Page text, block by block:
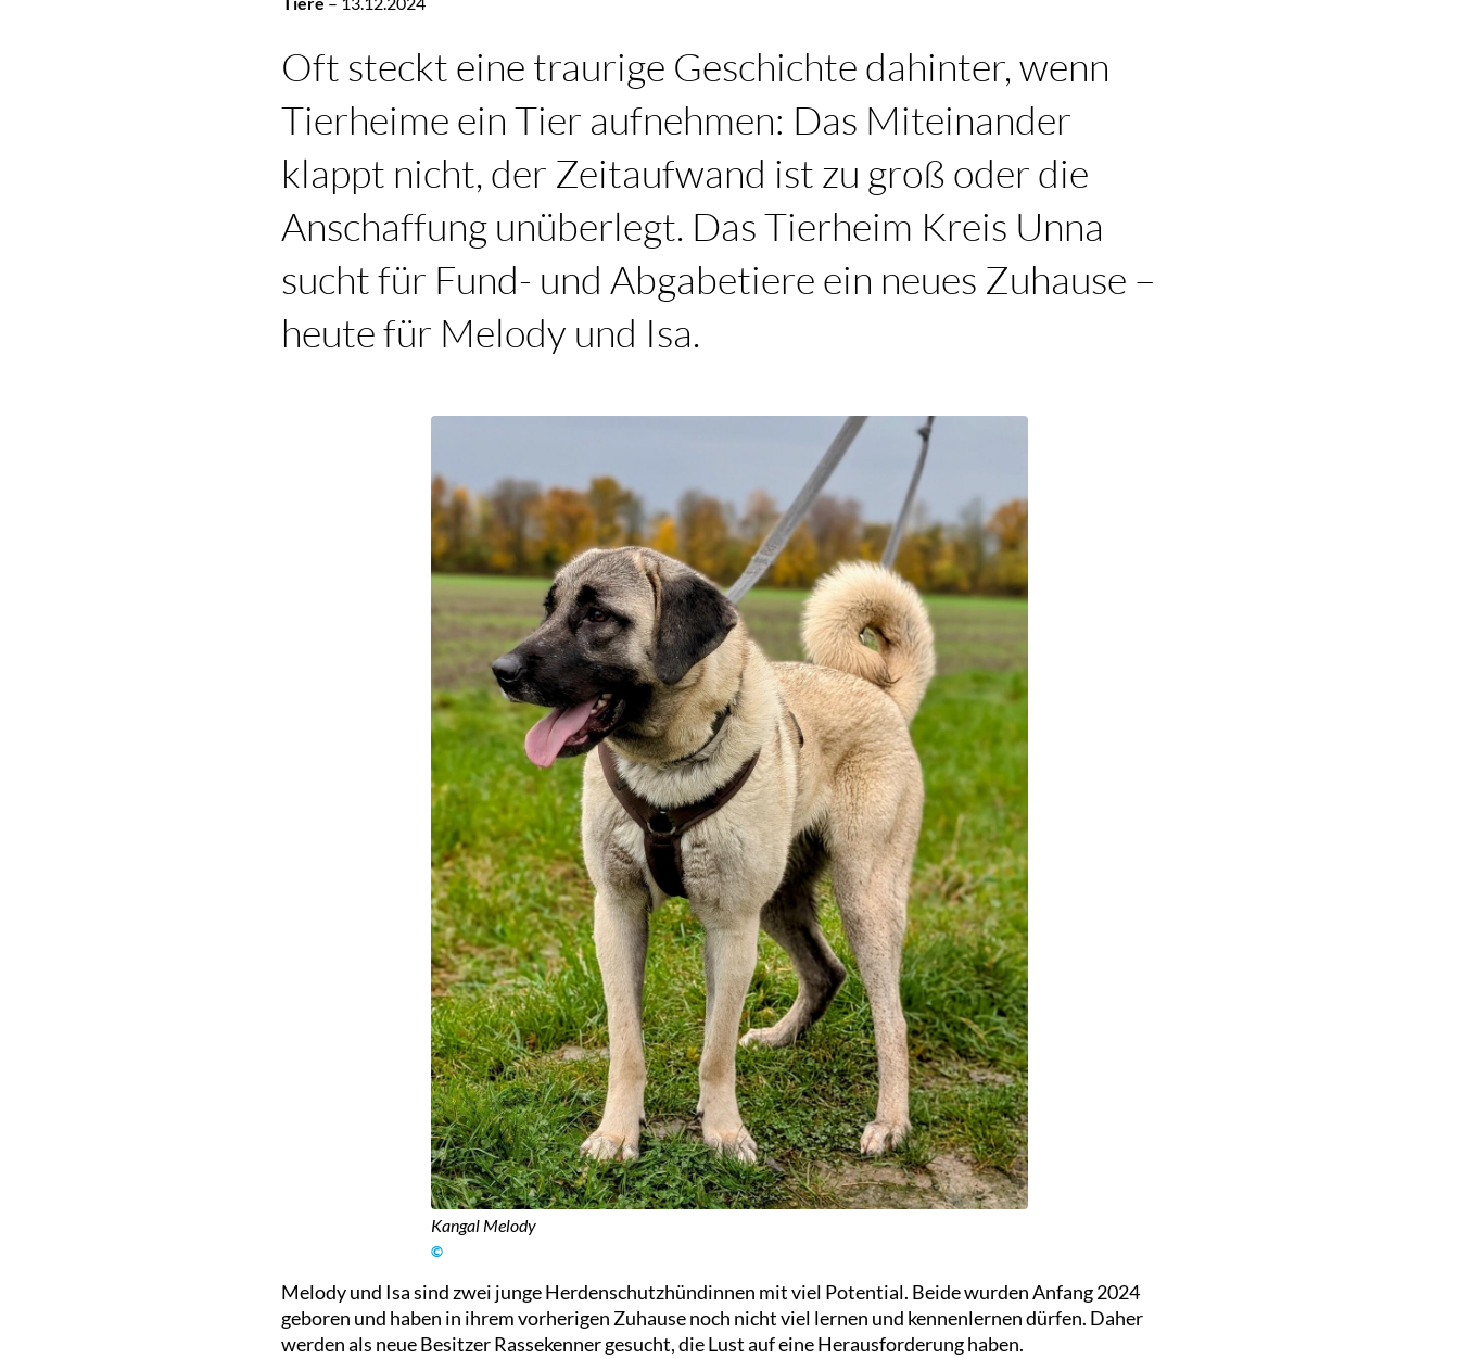
Oft steckt eine traurige Geschichte dahinter, wenn
Tierheime ein Tier aufnehmen: Das Miteinander
klappt nicht, der Zeitaufwand ist zu groß oder die
Anschaffung unüberlegt. Das Tierheim Kreis Unna
sucht für Fund- und Abgabetiere ein neues Zuhause –
heute für Melody und Isa.
Kangal Melody
©
Melody und Isa sind zwei junge Herdenschutzhündinnen mit viel Potential. Beide wurden Anfang 2024
geboren und haben in ihrem vorherigen Zuhause noch nicht viel lernen und kennenlernen dürfen. Daher
werden als neue Besitzer Rassekenner gesucht, die Lust auf eine Herausforderung haben.